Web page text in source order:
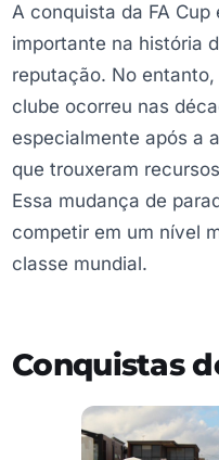
A conquista da FA
importante na história
reputação. No
clube ocorreu nas
especialmente após a
que trouxeram
Essa mudança de
competir em um nível
classe mundial.
Conquistas